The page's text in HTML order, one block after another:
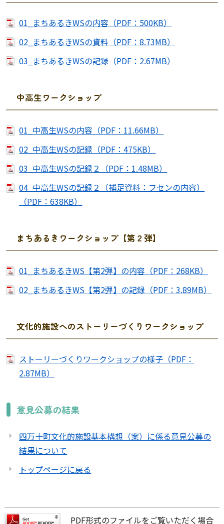
01_まちあるきWSの内容（PDF：500KB）
02_まちあるきWSの資料（PDF：8.73MB）
03_まちあるきWSの記録（PDF：2.67MB）
中高生ワークショップ
01_中高生WSの内容（PDF：11.66MB）
02_中高生WSの記録（PDF：475KB）
03_中高生WSの記録２（PDF：1.48MB）
04_中高生WSの記録２（補足資料：フセンの内容）
（PDF：638KB）
まちあるきワークショップ【第２弾】
01_まちあるきWS【第2弾】の内容（PDF：268KB）
02_まちあるきWS【第2弾】の記録（PDF：3.89MB）
文化的施設へのストーリーづくりワークショップ
ストーリーづくりワークショップの様子（PDF：
2.87MB）
意見公募の結果
四万十町文化的施設基本構想（案）に係る意見公募の
結果について
トップページに戻る
PDF形式のファイルをご覧いただく場合